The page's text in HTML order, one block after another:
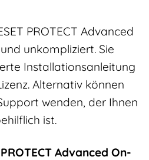
PROTECT Advanced
unkompliziert. Sie
Installationsanleitung
Alternativ können
wenden, der Ihnen
ist.
Advanced On-